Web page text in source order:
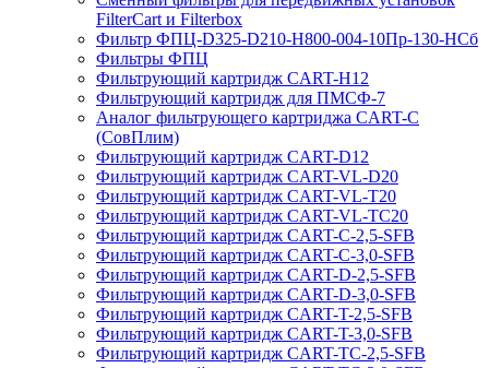
FilterCart и Filterbox
Фильтр ФПЦ-D325-D210-H800-004-10Пр-130-НСб
Фильтры ФПЦ
Фильтрующий картридж CART-H12
Фильтрующий картридж для ПМСФ-7
Аналог фильтрующего картриджа CART-C
(СовПлим)
Фильтрующий картридж CART-D12
Фильтрующий картридж CART-VL-D20
Фильтрующий картридж CART-VL-T20
Фильтрующий картридж CART-VL-TC20
Фильтрующий картридж CART-C-2,5-SFB
Фильтрующий картридж CART-C-3,0-SFB
Фильтрующий картридж CART-D-2,5-SFB
Фильтрующий картридж CART-D-3,0-SFB
Фильтрующий картридж CART-T-2,5-SFB
Фильтрующий картридж CART-T-3,0-SFB
Фильтрующий картридж CART-TC-2,5-SFB